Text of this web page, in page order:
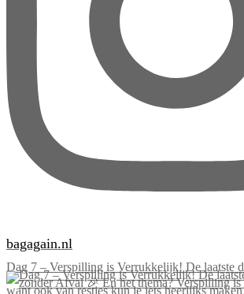
bagagain.nl
Dag 7 – Verspilling is Verrukkelijk! De laatste d